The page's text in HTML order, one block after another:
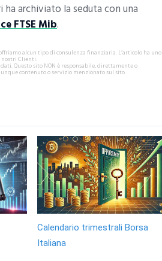
archiviato la seduta con una
FTSE Mib.
alcun tipo di consulenza finanziaria. L’articolo ha uno
Clienti.
Questo sito NON è responsabile, direttamente o
contenuto o servizio menzionato sul sito
Calendario trimestrali Borsa
Italiana